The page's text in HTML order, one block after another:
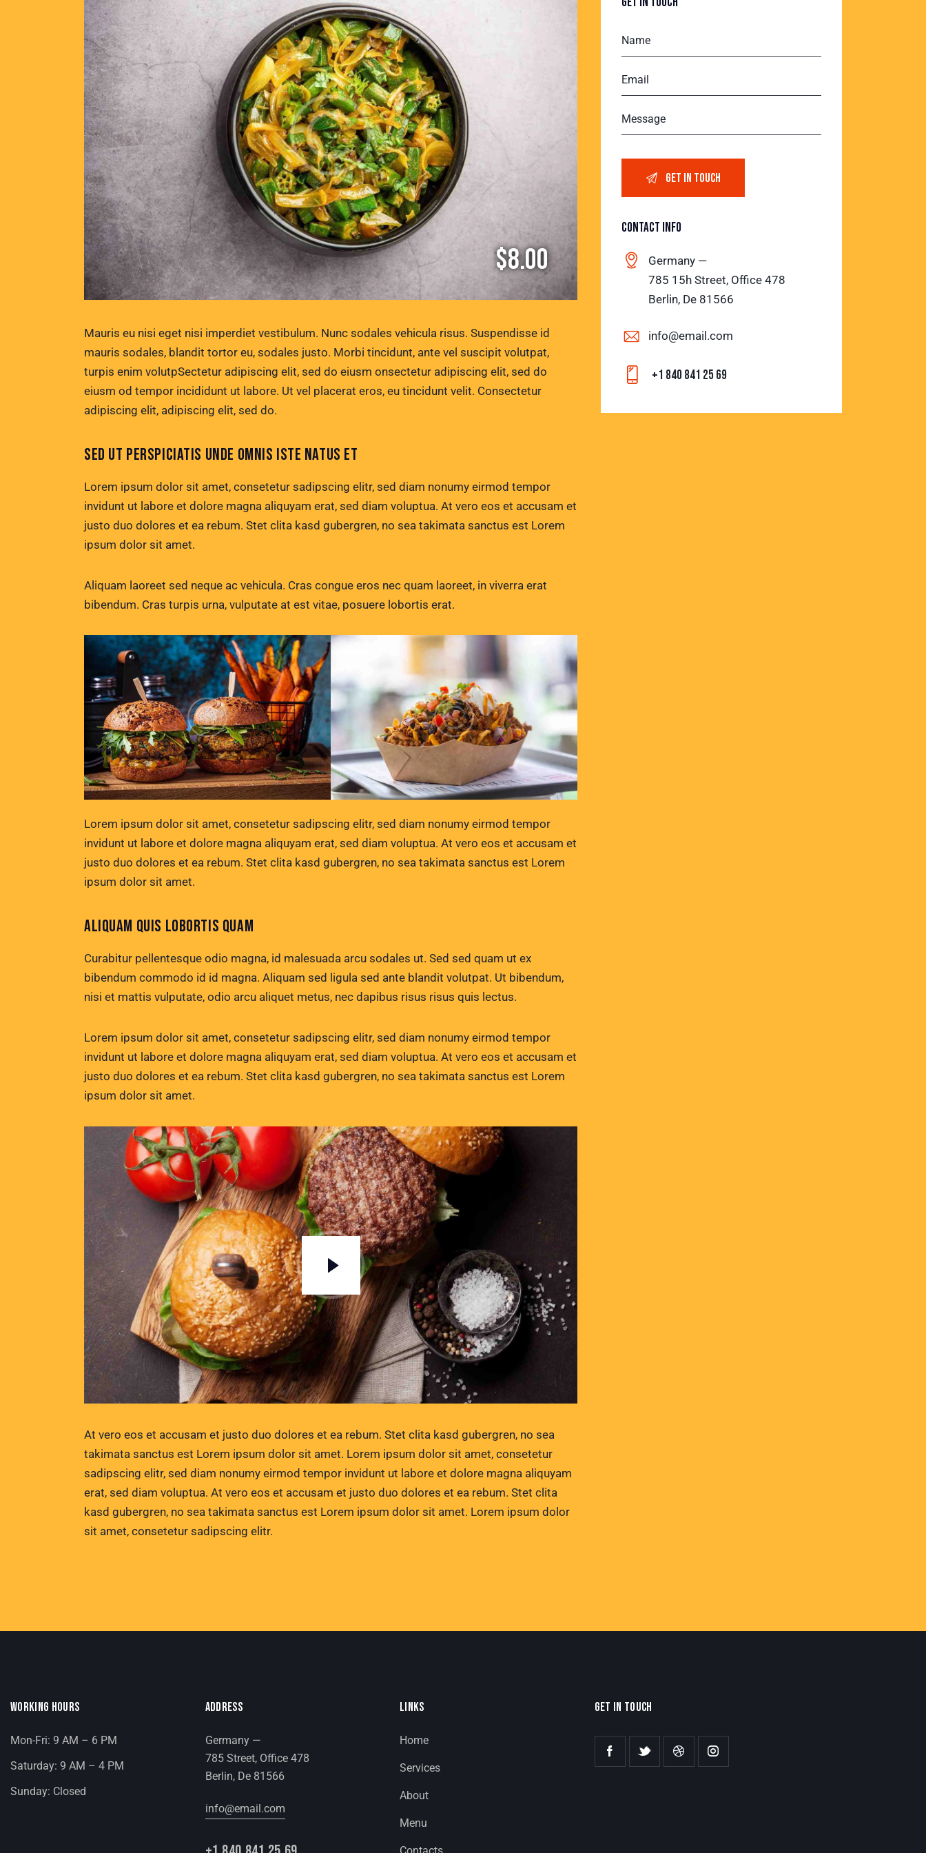
$8.00
Mauris eu nisi eget nisi imperdiet vestibulum. Nunc sodales vehicula risus. Suspendisse id
mauris sodales, blandit tortor eu, sodales justo. Morbi tincidunt, ante vel suscipit volutpat,
turpis enim volutpSectetur adipiscing elit, sed do eiusm onsectetur adipiscing elit, sed do
eiusm od tempor incididunt ut labore. Ut vel placerat eros, eu tincidunt velit. Consectetur
adipiscing elit, adipiscing elit, sed do.
SED UT PERSPICIATIS UNDE OMNIS ISTE NATUS ET
Lorem ipsum dolor sit amet, consetetur sadipscing elitr, sed diam nonumy eirmod tempor
invidunt ut labore et dolore magna aliquyam erat, sed diam voluptua. At vero eos et accusam et
justo duo dolores et ea rebum. Stet clita kasd gubergren, no sea takimata sanctus est Lorem
ipsum dolor sit amet.
Aliquam laoreet sed neque ac vehicula. Cras congue eros nec quam laoreet, in viverra erat
bibendum. Cras turpis urna, vulputate at est vitae, posuere lobortis erat.
Lorem ipsum dolor sit amet, consetetur sadipscing elitr, sed diam nonumy eirmod tempor
invidunt ut labore et dolore magna aliquyam erat, sed diam voluptua. At vero eos et accusam et
justo duo dolores et ea rebum. Stet clita kasd gubergren, no sea takimata sanctus est Lorem
ipsum dolor sit amet.
ALIQUAM QUIS LOBORTIS QUAM
Curabitur pellentesque odio magna, id malesuada arcu sodales ut. Sed sed quam ut ex
bibendum commodo id id magna. Aliquam sed ligula sed ante blandit volutpat. Ut bibendum,
nisi et mattis vulputate, odio arcu aliquet metus, nec dapibus risus risus quis lectus.
Lorem ipsum dolor sit amet, consetetur sadipscing elitr, sed diam nonumy eirmod tempor
invidunt ut labore et dolore magna aliquyam erat, sed diam voluptua. At vero eos et accusam et
justo duo dolores et ea rebum. Stet clita kasd gubergren, no sea takimata sanctus est Lorem
ipsum dolor sit amet.
At vero eos et accusam et justo duo dolores et ea rebum. Stet clita kasd gubergren, no sea
takimata sanctus est Lorem ipsum dolor sit amet. Lorem ipsum dolor sit amet, consetetur
sadipscing elitr, sed diam nonumy eirmod tempor invidunt ut labore et dolore magna aliquyam
erat, sed diam voluptua. At vero eos et accusam et justo duo dolores et ea rebum. Stet clita
kasd gubergren, no sea takimata sanctus est Lorem ipsum dolor sit amet. Lorem ipsum dolor
sit amet, consetetur sadipscing elitr.
CONTACT INFO
Germany —
785 15h Street, Office 478
Berlin, De 81566
info@email.com
+1 840 841 25 69
WORKING HOURS
Mon-Fri: 9 AM – 6 PM
Saturday: 9 AM – 4 PM
Sunday: Closed
ADDRESS
Germany —
785 Street, Office 478
Berlin, De 81566
info@email.com
LINKS
Home
Services
About
Menu
Contacts
GET IN TOUCH